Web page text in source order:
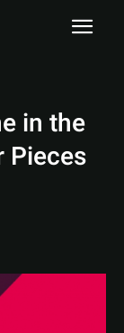
in the
Pieces